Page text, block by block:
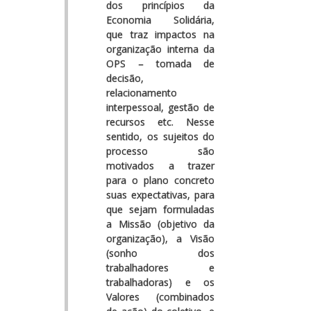
dos princípios da
Economia Solidária,
que traz impactos na
organização interna da
OPS – tomada de
decisão,
relacionamento
interpessoal, gestão de
recursos etc. Nesse
sentido, os sujeitos do
processo são
motivados a trazer
para o plano concreto
suas expectativas, para
que sejam formuladas
a Missão (objetivo da
organização), a Visão
(sonho dos
trabalhadores e
trabalhadoras) e os
Valores (combinados